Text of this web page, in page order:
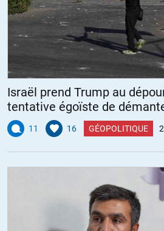
Israël prend Trump au
tentative égoïste de
11 16 GÉOPOLITIQUE